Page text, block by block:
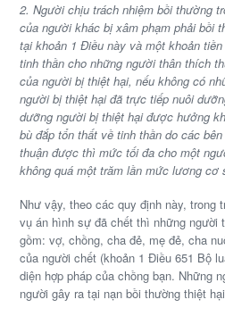
2. Người chịu trách nhiệm bồi thường
của người khác bị xâm phạm phải bồi
tại khoản 1 Điều này và một khoản
tinh thần cho những người thân thích
của người bị thiệt hại, nếu không có
người bị thiệt hại đã trực tiếp nuôi
dưỡng người bị thiệt hại được hưởng
bù đắp tổn thất về tinh thần do các
thuận được thì mức tối đa cho một
không quá một trăm lần mức lương cơ
Như vậy, theo các quy định này, trong
vụ án hình sự đã chết thì những người
gồm: vợ, chồng, cha đẻ, mẹ đẻ, cha
của người chết (khoản 1 Điều 651 Bộ
diện hợp pháp của chồng bạn. Những
người gây ra tại nạn bồi thường thiệt